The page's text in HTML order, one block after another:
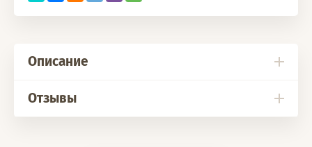
Описание
Отзывы